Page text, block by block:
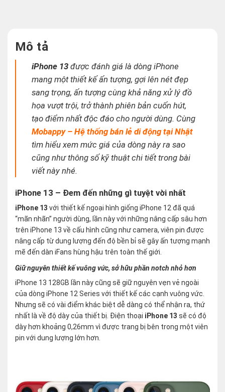
Mô tả
iPhone 13 được đánh giá là dòng iPhone
mang một thiết kế ấn tượng, gợi lên nét đẹp
sang trọng, ấn tượng cùng khả năng xử lý đồ
họa vượt trội, trở thành phiên bản cuốn hút,
tạo điểm nhất độc đáo cho người dùng. Cùng
Mobappy – Hệ thống bán lẻ di động tại Nhật
tìm hiểu xem mức giá của dòng này ra sao
cũng như thông số kỹ thuật chi tiết trong bài
viết này nhé.
iPhone 13 – Đem đến những gì tuyệt vời nhất
iPhone 13 với thiết kế ngoại hình giống iPhone 12 đã quá
“mãn nhãn” người dùng, lần này với những nâng cấp sâu hơn
trên iPhone 13 về cấu hình cũng như camera, viên pin được
nâng cấp từ dung lượng đến độ bền bỉ sẽ gây ấn tượng mạnh
mẽ đến dàn iFans hùng hậu trên toàn thế giới.
Giữ nguyên thiết kế vuông vức, sở hữu phần notch nhỏ hơn
iPhone 13 128GB lần này cũng sẽ giữ nguyên vẹn vẻ ngoài
của dòng iPhone 12 Series với thiết kế các cạnh vuông vức.
Nhưng sẽ có vài điểm khác biệt dễ dàng có thể nhận ra, thứ
nhất là về độ dày của thiết bị. Điện thoại iPhone 13 sẽ có độ
dày hơn khoảng 0,26mm vì được trang bị bên trong một viên
pin với dung lượng lớn hơn.